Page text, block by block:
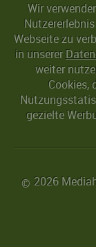
Wir
Webseite zu
in unserer
weiter
Cookies,
gezielte
© 2026